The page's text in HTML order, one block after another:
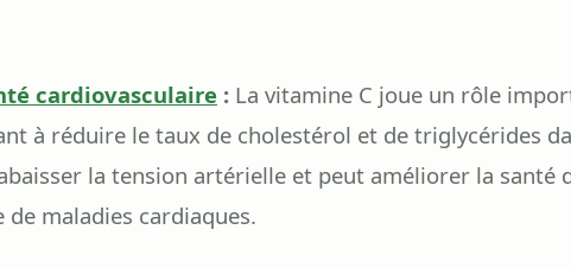
cardiovasculaire : La vitamine C joue un rôle
à réduire le taux de cholestérol et de triglycérides
la tension artérielle et peut améliorer la santé
maladies cardiaques.